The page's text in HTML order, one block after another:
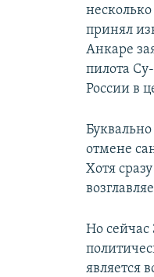
принял
Анкаре
пилота
России в
отмене
Хотя
Но сейчас
является